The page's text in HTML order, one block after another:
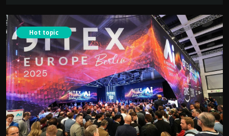
Hot topic